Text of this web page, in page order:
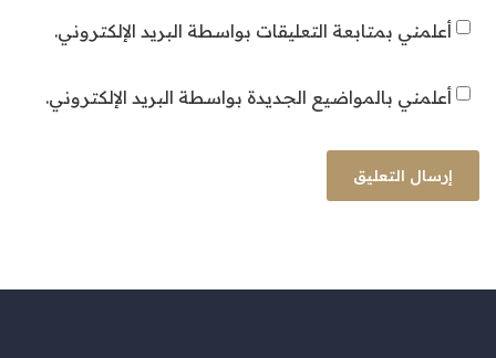
أعلمني بمتابعة التعليقات بواسطة البريد الإلكتروني.
أعلمني بالمواضيع الجديدة بواسطة البريد الإلكتروني.